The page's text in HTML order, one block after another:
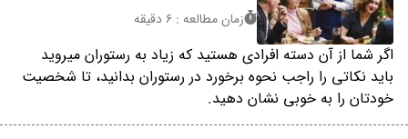
زمان مطالعه : 6 دقیقه
اگر شما از آن دسته افرادی هستید که زیاد به رستوران میروید
باید نکاتی را راجب نحوه برخورد در رستوران بدانید، تا شخصیت
خودتان را به خوبی نشان دهید.